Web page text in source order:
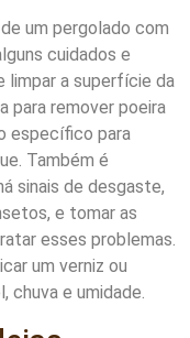
um pergolado com
cuidados e
limpar a superfície da
para remover poeira
específico para
Também é
sinais de desgaste,
e tomar as
esses problemas.
um verniz ou
chuva e umidade.